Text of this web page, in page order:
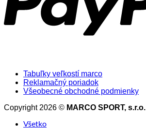
Tabuľky veľkostí marco
Reklamačný poriadok
Všeobecné obchodné podmienky
Copyright 2026 © MARCO SPORT, s.r.o.
Všetko